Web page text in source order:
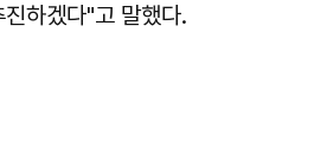
하겠다"고 말했다.